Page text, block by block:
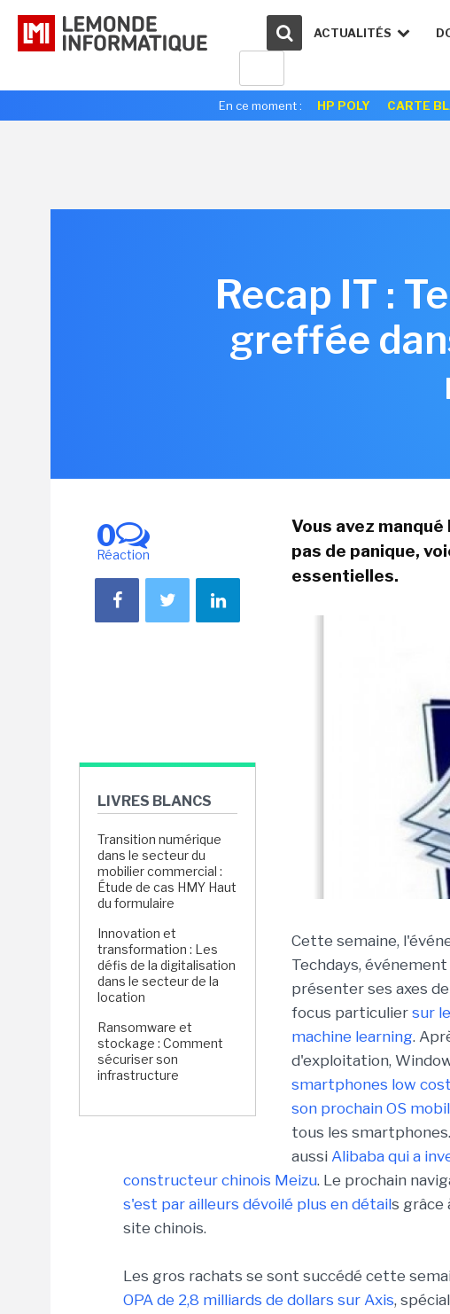
ACTUALITÉS
En ce moment : HP POLY CARTE
Recap IT :
greffée
0
Réaction
LIVRES BLANCS
Transition numérique
dans le secteur du
mobilier commercial :
Étude de cas HMY Haut
du formulaire
Innovation et
transformation : Les
défis de la digitalisation
dans le secteur de la
location
Ransomware et
stockage : Comment
sécuriser son
infrastructure
Vous avez
pas de panique,
essentielles.
Cette semaine,
Techdays,
présenter ses axes
focus particulier sur
machine learning.
d'exploitation,
smartphones low cost
son prochain OS
tous les
aussi Alibaba qui a
constructeur chinois Meizu. Le prochain
s'est par ailleurs dévoilé plus en détails grâce
site chinois.
Les gros rachats se sont succédé cette
OPA de 2,8 milliards de dollars sur Axis,